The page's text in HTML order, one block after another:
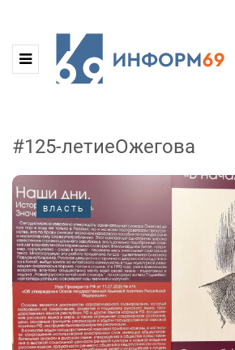
#125-летиеОжегова
ВЛАСТЬ